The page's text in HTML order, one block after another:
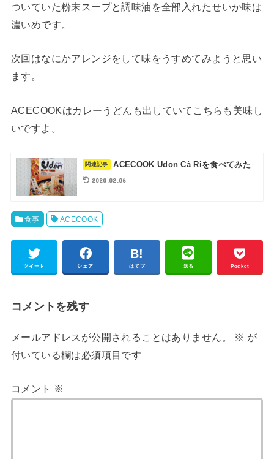
ついていた粉末スープと調味油を全部入れたせいか味は
濃いめです。
次回はなにかアレンジをして味をうすめてみようと思い
ます。
ACECOOKはカレーうどんも出していてこちらも美味し
いですよ。
ACECOOK Udon Cà Riを食べてみた
2020.02.06
食事 ACECOOK
ツイート シェア はてブ 送る Pocket
コメントを残す
メールアドレスが公開されることはありません。 ※ が
付いている欄は必須項目です
コメント ※